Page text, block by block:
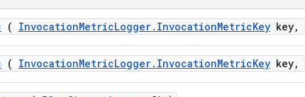
( InvocationMetricLogger. InvocationMetricKey key,
( InvocationMetricLogger. InvocationMetricKey key,